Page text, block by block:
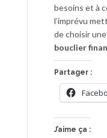
besoins et à
l’imprévu
de choisir
bouclier
Partager :
J’aime ça :